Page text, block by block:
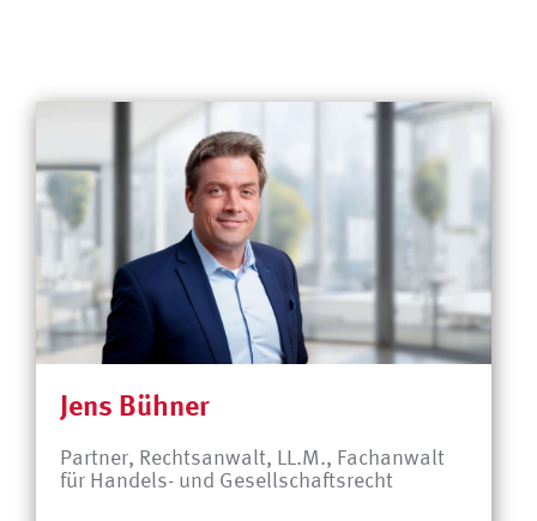
Jens Bühner
Partner, Rechtsanwalt, LL.M., Fachanwalt
für Handels- und Gesellschaftsrecht